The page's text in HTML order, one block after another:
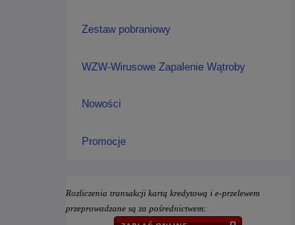
Zestaw pobraniowy
WZW-Wirusowe Zapalenie Wątroby
Nowości
Promocje
Rozliczenia transakcji kartą kredytową i e-przelewem
przeprowadzane są za pośrednictwem: